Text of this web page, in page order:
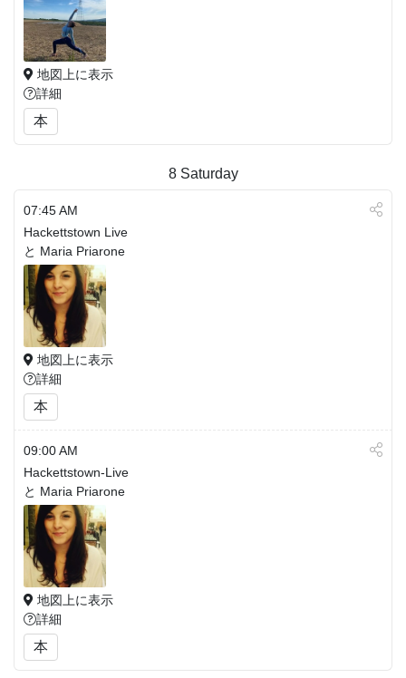
地図上に表示
詳細
本
8 Saturday
07:45 AM
Hackettstown Live
と Maria Priarone
地図上に表示
詳細
本
09:00 AM
Hackettstown-Live
と Maria Priarone
地図上に表示
詳細
本